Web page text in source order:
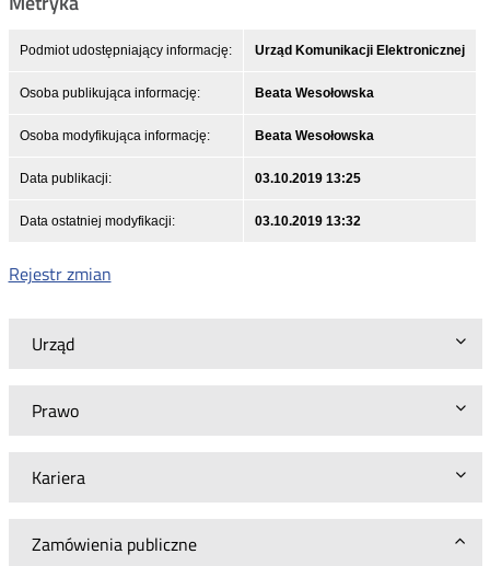
Urząd
Prawo
Kariera
Zamówienia publiczne
Podmiot udostępniający informację: Urząd Komunikacji Elektronicznej
Osoba publikująca informację: Beata Wesołowska
Osoba modyfikująca informację: Beata Wesołowska
Data publikacji: 03.10.2019 13:25
Data ostatniej modyfikacji: 03.10.2019 13:32
Rejestr zmian